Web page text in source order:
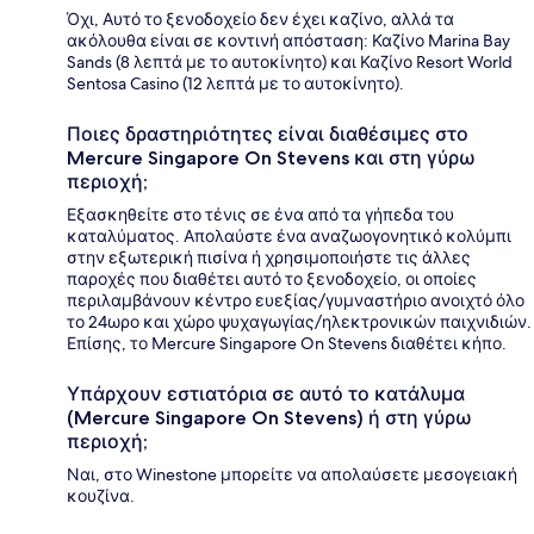
Όχι, Αυτό το ξενοδοχείο δεν έχει καζίνο, αλλά τα
ακόλουθα είναι σε κοντινή απόσταση: Καζίνο Marina Bay
Sands (8 λεπτά με το αυτοκίνητο) και Καζίνο Resort World
Sentosa Casino (12 λεπτά με το αυτοκίνητο).
Ποιες δραστηριότητες είναι διαθέσιμες στο
Mercure Singapore On Stevens και στη γύρω
περιοχή;
Εξασκηθείτε στο τένις σε ένα από τα γήπεδα του
καταλύματος. Απολαύστε ένα αναζωογονητικό κολύμπι
στην εξωτερική πισίνα ή χρησιμοποιήστε τις άλλες
παροχές που διαθέτει αυτό το ξενοδοχείο, οι οποίες
περιλαμβάνουν κέντρο ευεξίας/γυμναστήριο ανοιχτό όλο
το 24ωρο και χώρο ψυχαγωγίας/ηλεκτρονικών παιχνιδιών.
Επίσης, το Mercure Singapore On Stevens διαθέτει κήπο.
Υπάρχουν εστιατόρια σε αυτό το κατάλυμα
(Mercure Singapore On Stevens) ή στη γύρω
περιοχή;
Ναι, στο Winestone μπορείτε να απολαύσετε μεσογειακή
κουζίνα.